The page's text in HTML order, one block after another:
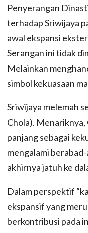
Penyerangan
terhadap Sriwijaya
awal ekspansi
Serangan ini tidak
Melainkan
simbol kekuasaan
Sriwijaya melemah
Chola).
panjang sebagai
mengalami
akhirnya jatuh ke
Dalam perspektif
ekspansif yang
berkontribusi pada